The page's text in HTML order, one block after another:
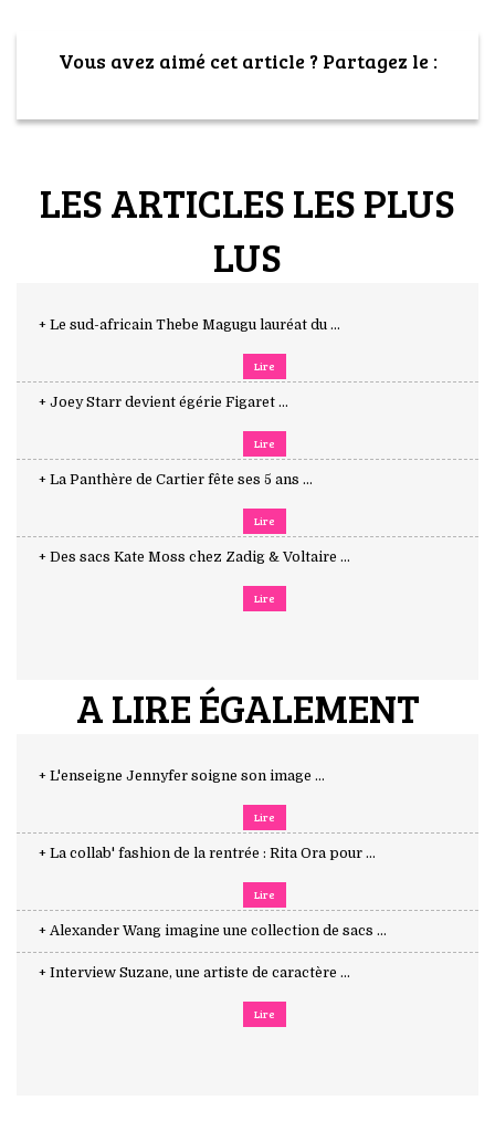
Vous avez aimé cet article ? Partagez le :
LES ARTICLES LES PLUS
LUS
+ Le sud-africain Thebe Magugu lauréat du ...
Lire
+ Joey Starr devient égérie Figaret ...
Lire
+ La Panthère de Cartier fête ses 5 ans ...
Lire
+ Des sacs Kate Moss chez Zadig & Voltaire ...
Lire
A LIRE ÉGALEMENT
+ L'enseigne Jennyfer soigne son image ...
Lire
+ La collab' fashion de la rentrée : Rita Ora pour ...
Lire
+ Alexander Wang imagine une collection de sacs ...
+ Interview Suzane, une artiste de caractère ...
Lire